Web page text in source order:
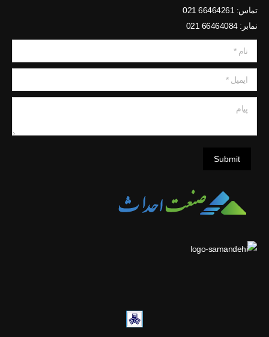
تماس: 66464261 021
نمابر: 66464084 021
نام *
ایمیل *
Submit